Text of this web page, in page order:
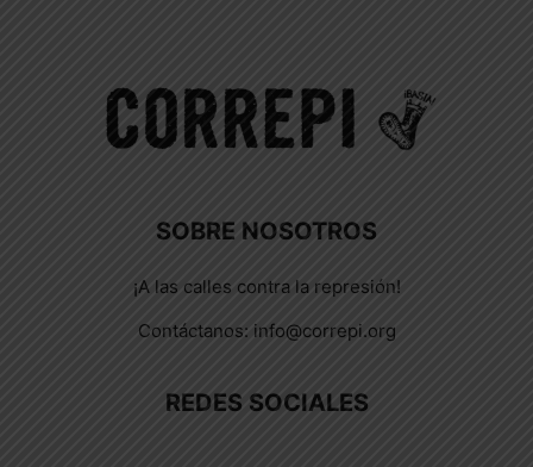
SOBRE NOSOTROS
¡A las calles contra la represión!
Contáctanos: info@correpi.org
REDES SOCIALES